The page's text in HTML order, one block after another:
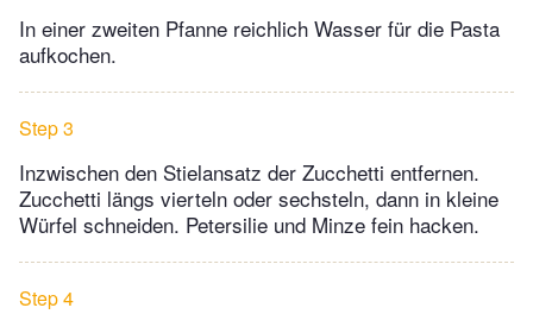
In einer zweiten Pfanne reichlich Wasser für die Pasta
aufkochen.
Step 3
Inzwischen den Stielansatz der Zucchetti entfernen.
Zucchetti längs vierteln oder sechsteln, dann in kleine
Würfel schneiden. Petersilie und Minze fein hacken.
Step 4